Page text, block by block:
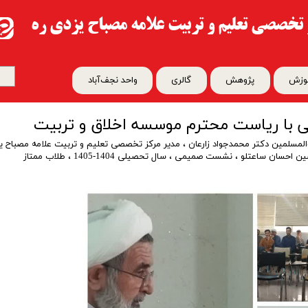
پژوهش گالری واحد نجف‌آباد
تخصصی تعلیم و تربیت​​​​​​​ علامه مصباح یزدی ره
ریاست محترم موسسه اخلاق و تربیت
دکتر محمدجواد زارعان ، مدیر مرکز تخصصی تعلیم و تربیت علامه مصباح
احسان ساعتلو ، نشست صمیمی ، سال تحصیلی 1404-1405 ، طلاب ممتاز